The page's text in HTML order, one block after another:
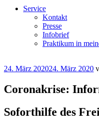
Service
Kontakt
Presse
Infobrief
Praktikum in
Veröffentlicht
24. März 202024. März 2020
Coronakrise:
Soforthilfe des